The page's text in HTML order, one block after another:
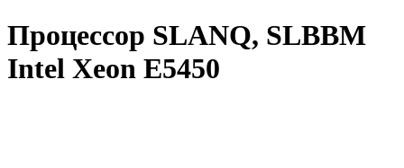
Процессор SLANQ, SLBBM
Intel Xeon E5450